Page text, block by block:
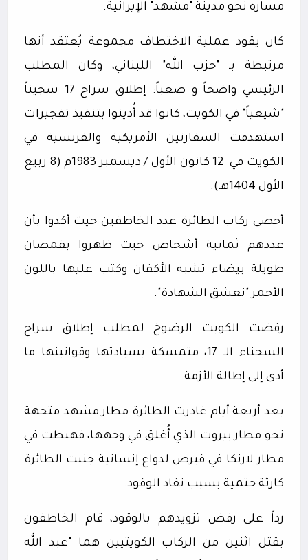
مساره نحو مدينة "مشهد" الإيرانية.
كان يقود عملية الاختطاف مجموعة يُعتقد أنها
مرتبطة بـ "حزب الله" اللبناني، وكان المطلب
الرئيسي واضحاً و صعباً: إطلاق سراح 17 سجيناً
"شيعياً" في الكويت، كانوا قد أُدينوا بتنفيذ تفجيرات
استهدفت السفارتين الأمريكية والفرنسية في
الكويت في 12 كانون الأول / ديسمبر
1983م (8 ربيع
الأول 1404هـ).
أحصى ركاب الطائرة عدد الخاطفين حيث أكدوا بأن
عددهم ثمانية أشخاص حيث ظهروا بقمصان
طويلة بيضاء تشبه الأكفان وكتب عليها باللون
الأحمر "نعشق الشهادة".
رفضت الكويت الرضوخ لمطلب إطلاق سراح
السجناء الـ 17، متمسكة بسيادتها وقوانينها ما
أدى إلى إطالة الأزمة.
بعد أربعة أيام غادرت الطائرة مطار مشهد متجهة
نحو مطار بيروت الذي أُغلق في وجهها، فهبطت في
مطار لارنكا في قبرص لدواع إنسانية جنبت الطائرة
كارثة حتمية بسبب نفاد الوقود.
رداً على رفض تزويدهم بالوقود، قام الخاطفون
بقتل اثنين من الركاب الكويتيين هما "عبد الله